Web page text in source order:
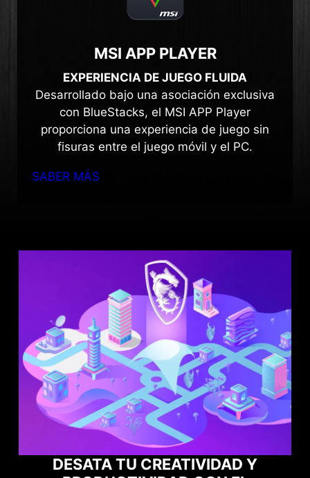
MSI APP PLAYER
EXPERIENCIA DE JUEGO FLUIDA
Desarrollado bajo una asociación exclusiva
con BlueStacks, el MSI APP Player
proporciona una experiencia de juego sin
fisuras entre el juego móvil y el PC.
SABER MÁS